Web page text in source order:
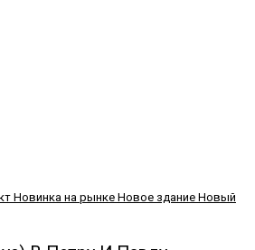
Новинка на рынке Новое здание Новый